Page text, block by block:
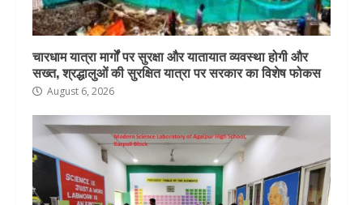
चारधाम यात्रा मार्गों पर सुरक्षा और यातायात व्यवस्था होगी और
सख्त, श्रद्धालुओं की सुरक्षित यात्रा पर सरकार का विशेष फोकस
August 6, 2026